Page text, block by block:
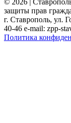
защиты прав
г. Ставрополь, ул.
40-46 e-mail: zpp-
Политика